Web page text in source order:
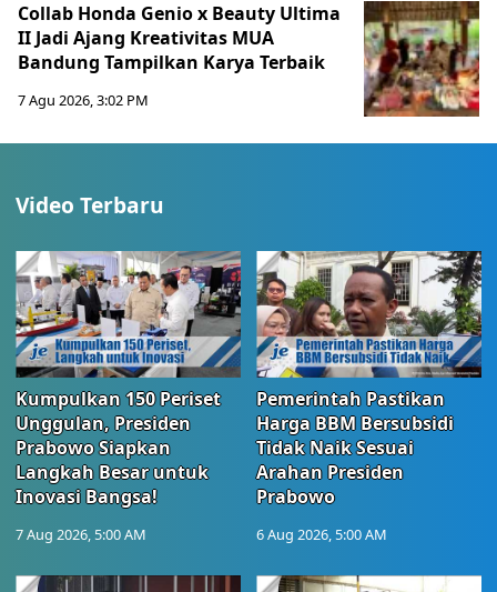
Collab Honda Genio x Beauty Ultima
II Jadi Ajang Kreativitas MUA
Bandung Tampilkan Karya Terbaik
7 Agu 2026, 3:02 PM
Video Terbaru
Kumpulkan 150 Periset
Unggulan, Presiden
Prabowo Siapkan
Langkah Besar untuk
Inovasi Bangsa!
7 Aug 2026, 5:00 AM
Pemerintah Pastikan
Harga BBM Bersubsidi
Tidak Naik Sesuai
Arahan Presiden
Prabowo
6 Aug 2026, 5:00 AM